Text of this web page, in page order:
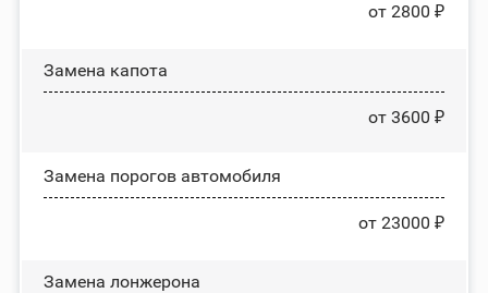
от 2800 ₽
Замена капота
от 3600 ₽
Замена порогов автомобиля
от 23000 ₽
Замена лонжерона